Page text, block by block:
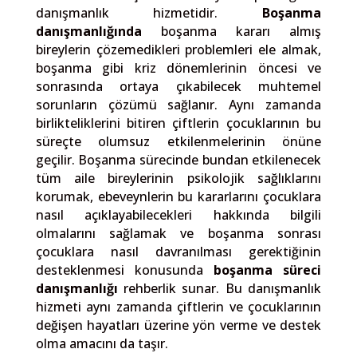
danışmanlık hizmetidir. Boşanma
danışmanlığında boşanma kararı almış
bireylerin çözemedikleri problemleri ele almak,
boşanma gibi kriz dönemlerinin öncesi ve
sonrasında ortaya çıkabilecek muhtemel
sorunların çözümü sağlanır. Aynı zamanda
birlikteliklerini bitiren çiftlerin çocuklarının bu
süreçte olumsuz etkilenmelerinin önüne
geçilir. Boşanma sürecinde bundan etkilenecek
tüm aile bireylerinin psikolojik sağlıklarını
korumak, ebeveynlerin bu kararlarını çocuklara
nasıl açıklayabilecekleri hakkında bilgili
olmalarını sağlamak ve boşanma sonrası
çocuklara nasıl davranılması gerektiğinin
desteklenmesi konusunda boşanma süreci
danışmanlığı rehberlik sunar. Bu danışmanlık
hizmeti aynı zamanda çiftlerin ve çocuklarının
değişen hayatları üzerine yön verme ve destek
olma amacını da taşır.